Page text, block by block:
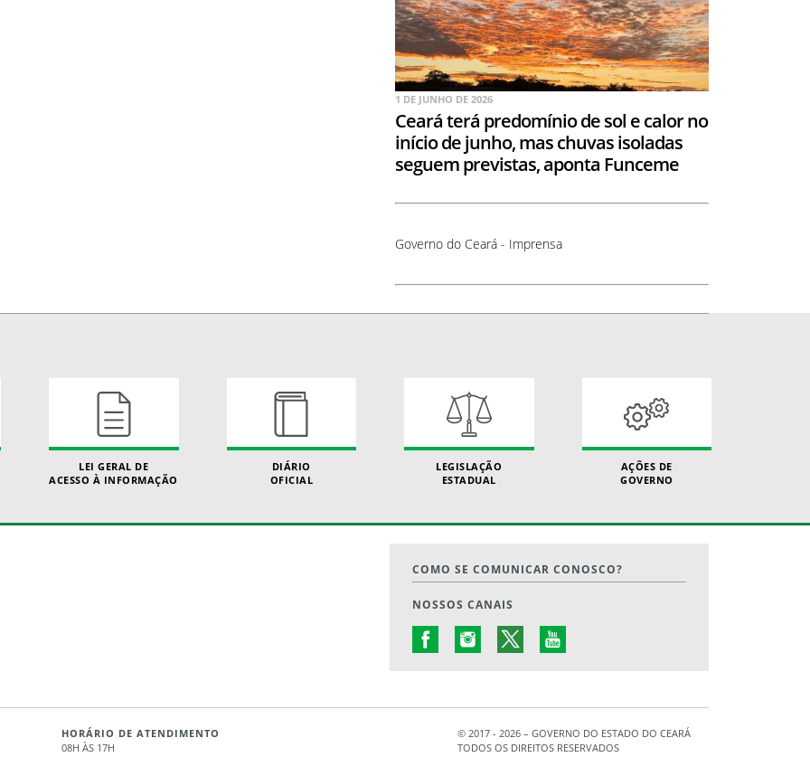
1 DE JUNHO DE 2026
Ceará terá predomínio de sol e calor no
início de junho, mas chuvas isoladas
seguem previstas, aponta Funceme
Governo do Ceará - Imprensa
LEI GERAL DE
ACESSO À INFORMAÇÃO
DIÁRIO
OFICIAL
LEGISLAÇÃO
ESTADUAL
AÇÕES DE
GOVERNO
COMO SE COMUNICAR CONOSCO?
NOSSOS CANAIS
HORÁRIO DE ATENDIMENTO
08H ÀS 17H
© 2017 - 2026 – GOVERNO DO ESTADO DO CEARÁ
TODOS OS DIREITOS RESERVADOS